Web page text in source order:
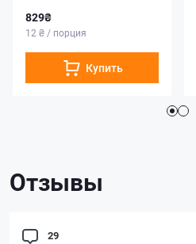
829₴
12 ₴ / порция
Купить
Отзывы
29